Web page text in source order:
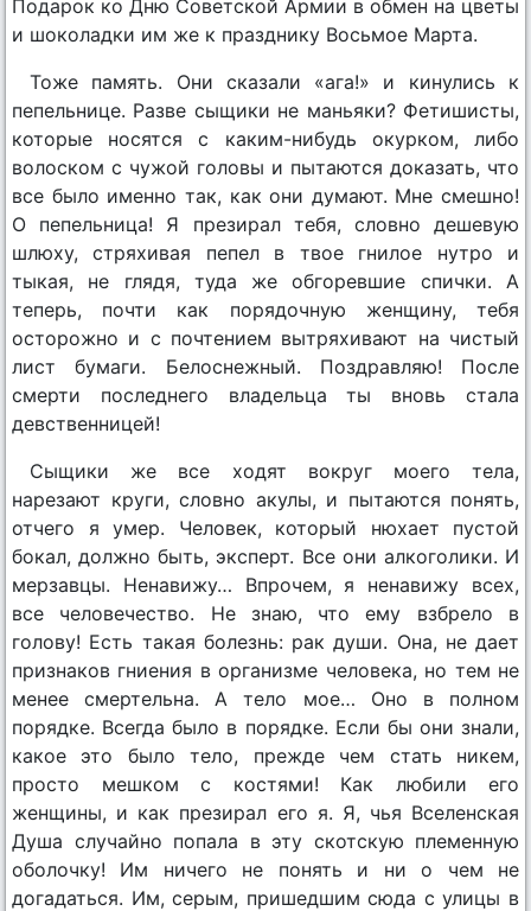
Подарок ко Дню Советской Армии в обмен на цветы
и шоколадки им же к празднику Восьмое Марта.
Тоже память. Они сказали «ага!» и кинулись к
пепельнице. Разве сыщики не маньяки? Фетишисты,
которые носятся с каким-нибудь окурком, либо
волоском с чужой головы и пытаются доказать, что
все было именно так, как они думают. Мне смешно!
О пепельница! Я презирал тебя, словно дешевую
шлюху, стряхивая пепел в твое гнилое нутро и
тыкая, не глядя, туда же обгоревшие спички. А
теперь, почти как порядочную женщину, тебя
осторожно и с почтением вытряхивают на чистый
лист бумаги. Белоснежный. Поздравляю! После
смерти последнего владельца ты вновь стала
девственницей!
Сыщики же все ходят вокруг моего тела,
нарезают круги, словно акулы, и пытаются понять,
отчего я умер. Человек, который нюхает пустой
бокал, должно быть, эксперт. Все они алкоголики. И
мерзавцы. Ненавижу… Впрочем, я ненавижу всех,
все человечество. Не знаю, что ему взбрело в
голову! Есть такая болезнь: рак души. Она, не дает
признаков гниения в организме человека, но тем не
менее смертельна. А тело мое… Оно в полном
порядке. Всегда было в порядке. Если бы они знали,
какое это было тело, прежде чем стать никем,
просто мешком с костями! Как любили его
женщины, и как презирал его я. Я, чья Вселенская
Душа случайно попала в эту скотскую племенную
оболочку! Им ничего не понять и ни о чем не
догадаться. Им, серым, пришедшим сюда с улицы в